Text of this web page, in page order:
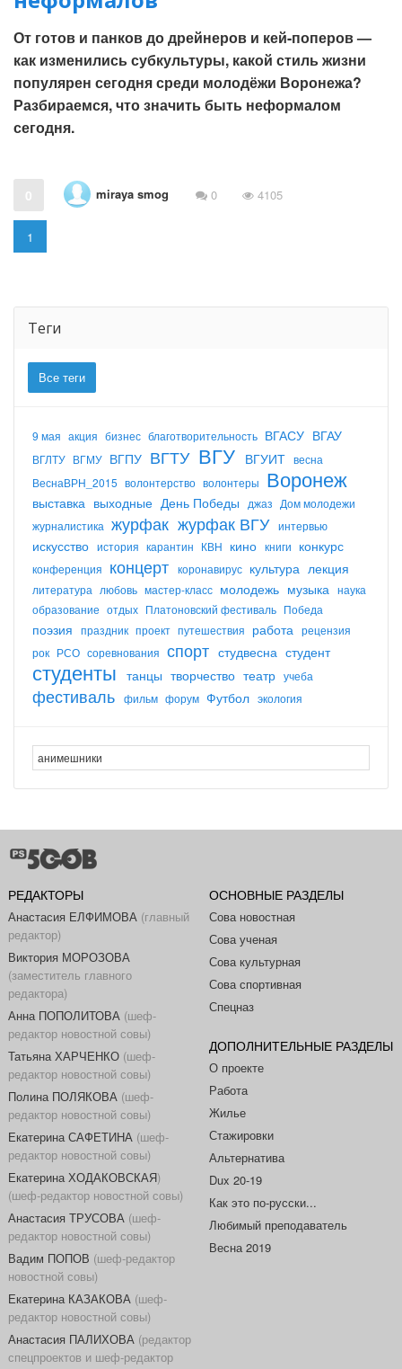
От готов и панков до дрейнеров и кей-поперов —
как изменились субкультуры, какой стиль жизни
популярен сегодня среди молодёжи Воронежа?
Разбираемся, что значить быть неформалом
сегодня.
0 miraya smog 0 4105
1
Теги
Все теги
9 мая акция бизнес благотворительность ВГАСУ ВГАУ
ВГЛТУ ВГМУ ВГПУ ВГТУ ВГУ ВГУИТ весна
ВеснаВРН_2015 волонтерство волонтеры Воронеж
выставка выходные День Победы джаз Дом молодежи
журналистика журфак журфак ВГУ интервью
искусство история карантин КВН кино книги конкурс
конференция концерт коронавирус культура лекция
литература любовь мастер-класс молодежь музыка наука
образование отдых Платоновский фестиваль Победа
поэзия праздник проект путешествия работа рецензия
рок РСО соревнования спорт студвесна студент
студенты танцы творчество театр учеба
фестиваль фильм форум Футбол экология
РЕДАКТОРЫ
Анастасия ЕЛФИМОВА(главный
редактор)
Виктория МОРОЗОВА
(заместитель главного
редактора)
Анна ПОПОЛИТОВА(шеф-
редактор новостной совы)
Татьяна ХАРЧЕНКО(шеф-
редактор новостной совы)
Полина ПОЛЯКОВА(шеф-
редактор новостной совы)
Екатерина САФЕТИНА(шеф-
редактор новостной совы)
Екатерина ХОДАКОВСКАЯ)
(шеф-редактор новостной совы)
Анастасия ТРУСОВА(шеф-
редактор новостной совы)
Вадим ПОПОВ (шеф-редактор
новостной совы)
Екатерина КАЗАКОВА(шеф-
редактор новостной совы)
Анастасия ПАЛИХОВА(редактор
спецпроектов и шеф-редактор
ОСНОВНЫЕ РАЗДЕЛЫ
Сова новостная
Сова ученая
Сова культурная
Сова спортивная
Спецназ
ДОПОЛНИТЕЛЬНЫЕ РАЗДЕЛЫ
О проекте
Работа
Жилье
Стажировки
Альтернатива
Dux 20-19
Как это по-русски...
Любимый преподаватель
Весна 2019